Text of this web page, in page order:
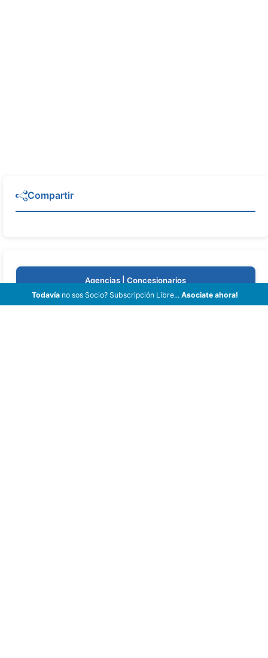
Compartir
Agencias | Concesionarios
Todavíano sos Socio? Subscripción Libre... Asociate ahora!